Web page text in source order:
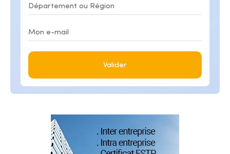
Valider